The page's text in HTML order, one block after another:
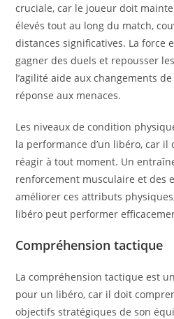
cruciale, car le joueur doit
élevés tout au long du match,
distances significatives. La force
gagner des duels et repousser
l’agilité aide aux changements
réponse aux menaces.
Les niveaux de condition
la performance d’un libéro, car
réagir à tout moment. Un
renforcement musculaire et des
améliorer ces attributs
libéro peut performer
Compréhension tactique
La compréhension tactique est
pour un libéro, car il doit
objectifs stratégiques de son